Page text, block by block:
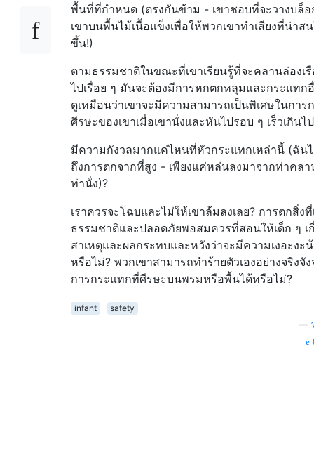
พื้นที่ที่กำหนด (ตรงกันข้าม - เขาชอบที่จะวางบล็อ
เขาบนพื้นไม้เนื้อแข็งเพื่อให้พวกเขาทำเสียงที่น่าส
ขึ้น!)
ตามธรรมชาติในขณะที่เขาเรียนรู้ที่จะคลานล่องเ
ไปเรื่อย ๆ มันจะต้องมีการหกตกหลุมและกระแทก
ดูเหมือนว่าเขาจะมีความสามารถเป็นพิเศษในการ
ศีรษะของเขาเมื่อเขานั่งและหันไปรอบ ๆ เร็วเกินไป
มีความกังวลมากแค่ไหนที่หัวกระแทกเหล่านี้ (ฉัน
ถึงการตกจากที่สูง - เพียงแค่หล่นลงมาจากท่าคล
ท่านั่ง)?
เราควรจะโฉบและไม่ให้เขาล้มลงเลย? การตกสิ่ง
ธรรมชาติและปลอดภัยพอสมควรที่สอนให้เด็ก ๆ เ
สาเหตุและผลกระทบและหวังว่าจะมีความเงอะงะ
หรือไม่? พวกเขาสามารถทำร้ายตัวเองอย่างจริงจั
การกระแทกที่ศีรษะบนพรมหรือพื้นได้หรือไม่?
infant
safety